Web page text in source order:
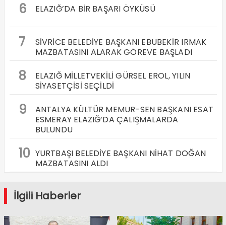
6
ELAZIĞ’DA BİR BAŞARI ÖYKÜSÜ
7
SİVRİCE BELEDİYE BAŞKANI EBUBEKİR IRMAK
MAZBATASINI ALARAK GÖREVE BAŞLADI
8
ELAZIĞ MİLLETVEKİLİ GÜRSEL EROL, YILIN
SİYASETÇİSİ SEÇİLDİ
9
ANTALYA KÜLTÜR MEMUR-SEN BAŞKANI ESAT
ESMERAY ELAZIĞ’DA ÇALIŞMALARDA
BULUNDU
10 YURTBAŞI BELEDİYE BAŞKANI NİHAT DOĞAN
MAZBATASINI ALDI
İlgili Haberler